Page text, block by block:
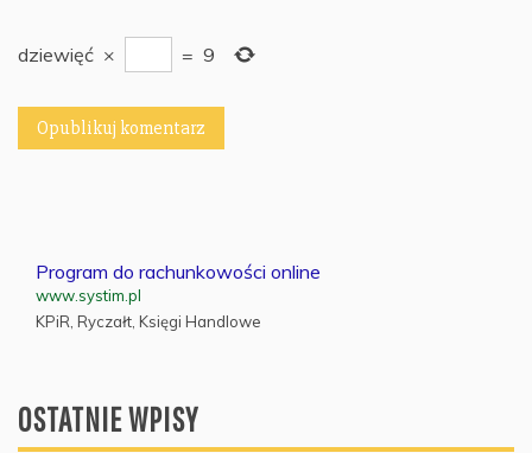
dziewięć × = 9
Program do rachunkowości online
www.systim.pl
KPiR, Ryczałt, Księgi Handlowe
OSTATNIE WPISY